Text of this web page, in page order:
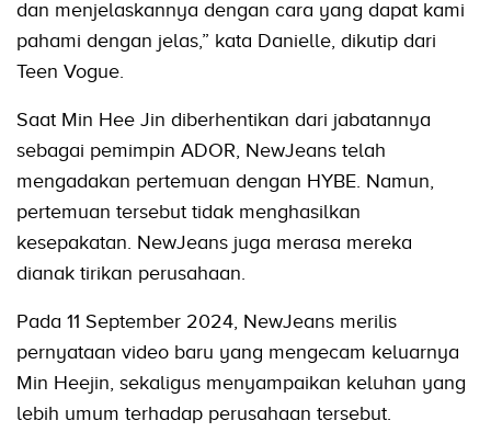
dan menjelaskannya dengan cara yang dapat kami
pahami dengan jelas,” kata Danielle, dikutip dari
Teen Vogue.
Saat Min Hee Jin diberhentikan dari jabatannya
sebagai pemimpin ADOR, NewJeans telah
mengadakan pertemuan dengan HYBE. Namun,
pertemuan tersebut tidak menghasilkan
kesepakatan. NewJeans juga merasa mereka
dianak tirikan perusahaan.
Pada 11 September 2024, NewJeans merilis
pernyataan video baru yang mengecam keluarnya
Min Heejin, sekaligus menyampaikan keluhan yang
lebih umum terhadap perusahaan tersebut.